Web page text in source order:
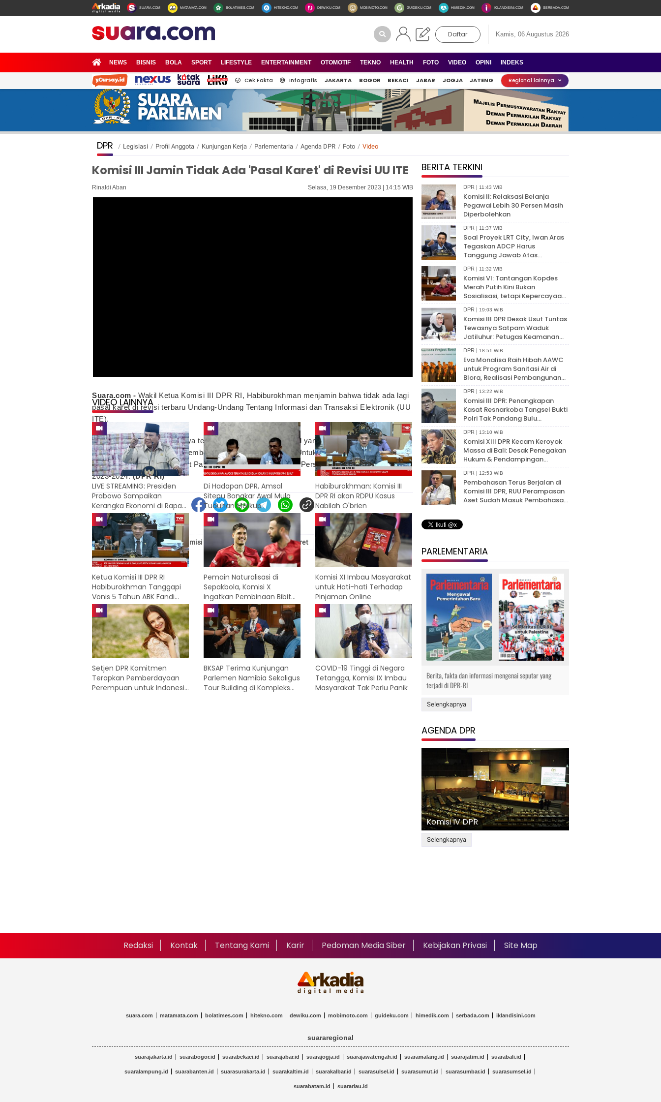
SUARA.COM MATAMATA.COM BOLATIMES.COM HITEKNO.COM DEWIKU.COM MOBIMOTO.COM GUIDEKU.COM HIMEDIK.COM IKLANDISINI.COM SERBADA.COM
Daftar Kamis, 06 Augustus 2026
NEWS BISNIS BOLA SPORT LIFESTYLE ENTERTAINMENT OTOMOTIF TEKNO HEALTH FOTO VIDEO OPINI INDEKS
Cek Fakta Infografis JAKARTA BOGOR BEKACI JABAR JOGJA JATENG Regional lainnya
DPR / Legislasi / Profil Anggota / Kunjungan Kerja / Parlementaria / Agenda DPR / Foto / Video
Komisi III Jamin Tidak Ada 'Pasal Karet' di Revisi UU ITE
Rinaldi Aban Selasa, 19 Desember 2023 | 14:15 WIB
Suara.com - Wakil Ketua Komisi III DPR RI, Habiburokhman menjamin bahwa tidak ada lagi
pasal karet di revisi terbaru Undang-Undang Tentang Informasi dan Transaksi Elektronik (UU
ITE).
DPR dan Pemerintah jelasnya telah merubah beberapa pasal yang kerap menjadi senjata
kriminalisasi dengan embel-embel pencemaran nama baik. Untuk diketahui, revisi UU ITE
telah disepakati dalam Rapat Paripurna DPR RI ke-10 Masa Persidangan II Tahun Sidang
2023-2024.(DPR RI)
# Habiburokhman # komisi iii # uu ite # pasal karet # revisi uu ite
VIDEO LAINNYA
LIVE STREAMING: Presiden
Prabowo Sampaikan
Kerangka Ekonomi di Rapat
Paripurna DPR
Di Hadapan DPR, Amsal
Sitepu Bongkar Awal Mula
Tuduhan Markup
Habiburokhman: Komisi III
DPR RI akan RDPU Kasus
Nabilah O'brien
Ketua Komisi III DPR RI
Habiburokhman Tanggapi
Vonis 5 Tahun ABK Fandi
Ramadhan
Pemain Naturalisasi di
Sepakbola, Komisi X
Ingatkan Pembinaan Bibit
Lokal
Komisi XI Imbau Masyarakat
untuk Hati-hati Terhadap
Pinjaman Online
Setjen DPR Komitmen
Terapkan Pemberdayaan
Perempuan untuk Indonesia
BKSAP Terima Kunjungan
Parlemen Namibia Sekaligus
Tour Building di Kompleks
COVID-19 Tinggi di Negara
Tetangga, Komisi IX Imbau
Masyarakat Tak Perlu Panik
BERITA TERKINI
DPR | 11:43 WIB
Komisi II: Relaksasi Belanja
Pegawai Lebih 30 Persen Masih
Diperbolehkan
DPR | 11:37 WIB
Soal Proyek LRT City, Iwan Aras
Tegaskan ADCP Harus
Tanggung Jawab Atas
Konsumen
DPR | 11:32 WIB
Komisi VI: Tantangan Kopdes
Merah Putih Kini Bukan
Sosialisasi, tetapi Kepercayaan
Publik
DPR | 19:03 WIB
Komisi III DPR Desak Usut Tuntas
Tewasnya Satpam Waduk
Jatiluhur: Petugas Keamanan
Garda Terdepan
DPR | 18:51 WIB
Eva Monalisa Raih Hibah AAWC
untuk Program Sanitasi Air di
Blora, Realisasi Pembangunan
Mulai 2028
DPR | 13:22 WIB
Komisi III DPR: Penangkapan
Kasat Resnarkoba Tangsel Bukti
Polri Tak Pandang Bulu
Tegakkan Hukum
DPR | 13:10 WIB
Komisi XIII DPR Kecam Keroyok
Massa di Bali: Desak Penegakan
Hukum & Pendampingan
Trauma Anak Korban
DPR | 12:53 WIB
Pembahasan Terus Berjalan di
Komisi III DPR, RUU Perampasan
Aset Sudah Masuk Pembahasan
PARLEMENTARIA
Berita, fakta dan informasi mengenai seputar yang
terjadi di DPR-RI
Selengkapnya
AGENDA DPR
Komisi IV DPR
Selengkapnya
Redaksi Kontak Tentang Kami Karir Pedoman Media Siber Kebijakan Privasi Site Map
suara.com matamata.com bolatimes.com hitekno.com dewiku.com mobimoto.com guideku.com himedik.com serbada.com iklandisini.com
suararegional
suarajakarta.id suarabogor.id suarabekaci.id suarajabar.id suarajogja.id suarajawatengah.id suaramalang.id suarajatim.id suarabali.id
suaralampung.id suarabanten.id suarasurakarta.id suarakaltim.id suarakalbar.id suarasulsel.id suarasumut.id suarasumbar.id suarasumsel.id
suarabatam.id suarariau.id